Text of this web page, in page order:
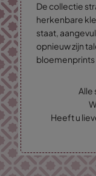
De collectie
herkenbare
staat,
opnieuw zijn
Alle
Heeft u